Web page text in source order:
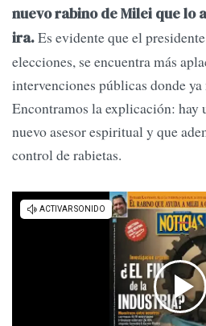
nuevo rabino de Milei que lo
ira.Es evidente que el
elecciones, se encuentra más
intervenciones públicas donde
Encontramos la explicación: hay
nuevo asesor espiritual y que
control de rabietas.